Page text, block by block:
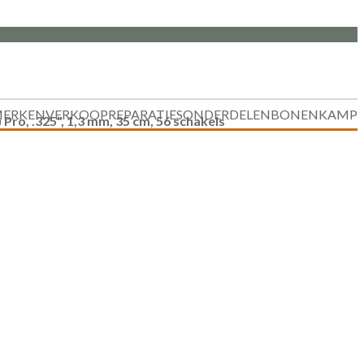
VERKOOPREPARATIESONDERDELENBONENKAMP
.325", 1,3 mm, 35 cm, 56 schakels